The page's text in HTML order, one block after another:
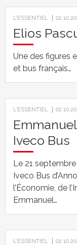
L’ESSENTIEL
Elios
Une des figures
et bus français…
L’ESSENTIEL
Iveco Bus
Le 21
Iveco Bus
l’Économie, de
Emmanuel…
L’ESSENTIEL